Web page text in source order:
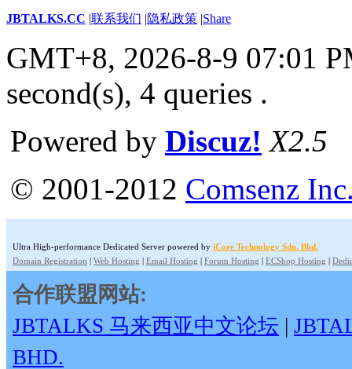
JBTALKS.CC |联系我们 |隐私政策 |Share
GMT+8, 2026-8-9 07:01
second(s), 4 queries .
Powered by Discuz! X2.5
© 2001-2012 Comsenz
Ultra High-performance Dedicated Server powered by iCore Technology Sdn. Bhd.
Domain Registration | Web Hosting | Email Hosting | Forum Hosting | ECShop Hosting |
合作联盟网站:
JBTALKS 马来西亚中文论坛 |
BHD.